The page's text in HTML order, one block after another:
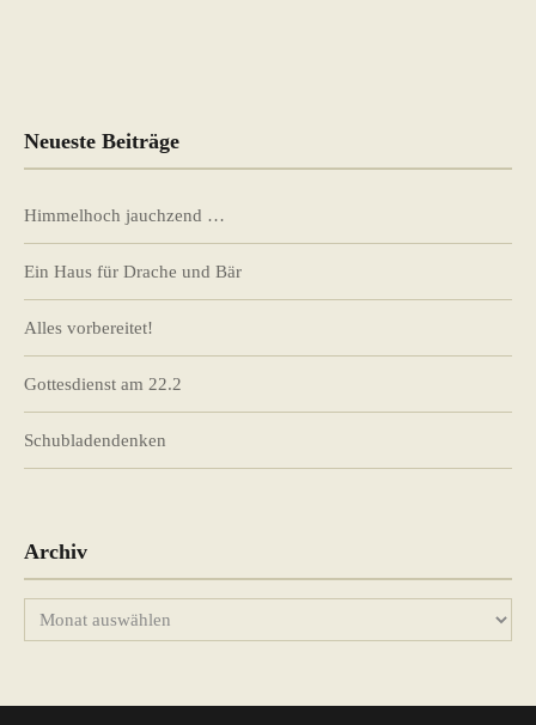
Neueste Beiträge
Himmelhoch jauchzend …
Ein Haus für Drache und Bär
Alles vorbereitet!
Gottesdienst am 22.2
Schubladendenken
Archiv
Archiv